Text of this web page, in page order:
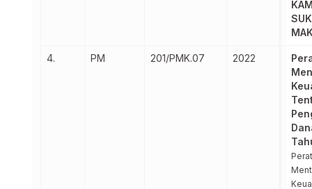
4. PM 201/PMK.07 2022